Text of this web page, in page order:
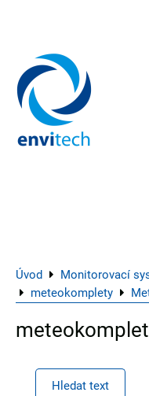
Úvod Monitorovací
meteokomplety
Hledat text